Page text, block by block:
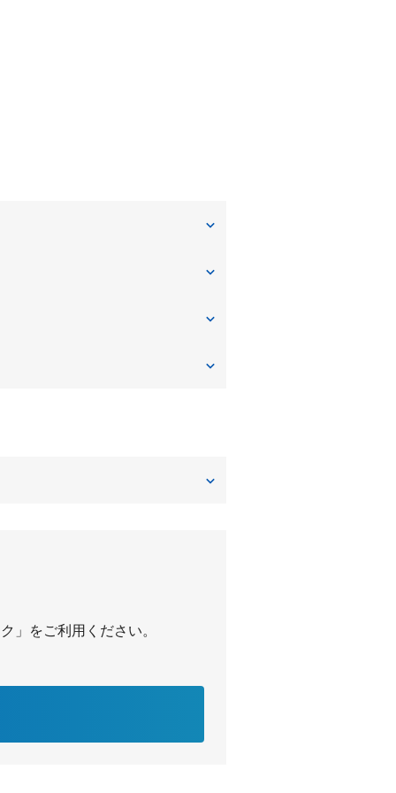
」をご利用ください。